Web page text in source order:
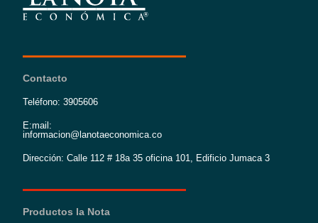
Contacto
Teléfono: 3905606
E:mail:
informacion@lanotaeconomica.co
Dirección: Calle 112 # 18a 35 oficina 101, Edificio Jumaca 3
Productos la Nota